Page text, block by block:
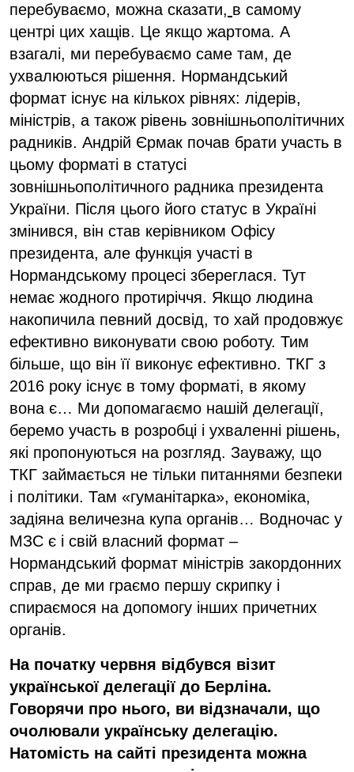
перебуваємо, можна сказати, в самому
центрі цих хащів. Це якщо жартома. А
взагалі, ми перебуваємо саме там, де
ухвалюються рішення. Нормандський
формат існує на кількох рівнях: лідерів,
міністрів, а також рівень зовнішньополітичних
радників. Андрій Єрмак почав брати участь в
цьому форматі в статусі
зовнішньополітичного радника президента
України. Після цього його статус в Україні
змінився, він став керівником Офісу
президента, але функція участі в
Нормандському процесі збереглася. Тут
немає жодного протиріччя. Якщо людина
накопичила певний досвід, то хай продовжує
ефективно виконувати свою роботу. Тим
більше, що він її виконує ефективно. ТКГ з
2016 року існує в тому форматі, в якому
вона є… Ми допомагаємо нашій делегації,
беремо участь в розробці і ухваленні рішень,
які пропонуються на розгляд. Зауважу, що
ТКГ займається не тільки питаннями безпеки
і політики. Там «гуманітарка», економіка,
задіяна величезна купа органів… Водночас у
МЗС є і свій власний формат –
Нормандський формат міністрів закордонних
справ, де ми граємо першу скрипку і
спираємося на допомогу інших причетних
органів.
На початку червня відбувся візит
української делегації до Берліна.
Говорячи про нього, ви відзначали, що
очолювали українську делегацію.
Натомість на сайті президента можна